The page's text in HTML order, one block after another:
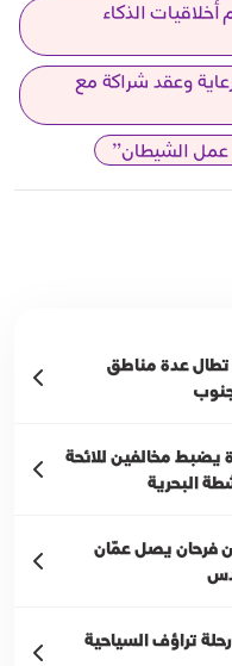
الذكاء
وعقد شراكة مع
عمل الشيطان”
تطال عدة مناطق
يضبط مخالفين للائحة
البحرية
فرحان يصل عمّان
تراؤف السياحية